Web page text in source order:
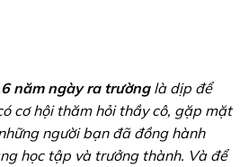
năm ngày ra trườnglà dịp để
cơ hội thăm hỏi thầy cô, gặp mặt
người bạn đã đồng hành
học tập và trưởng thành. Và để